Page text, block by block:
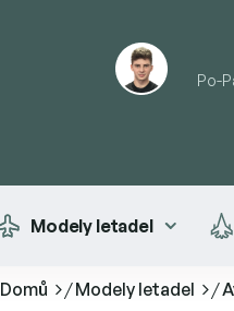
Po-
Modely letadel
Domů /Modely letadel /